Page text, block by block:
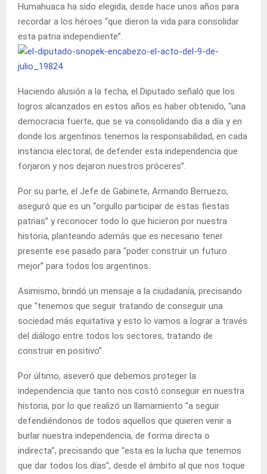
Humahuaca ha sido elegida, desde hace unos años para
recordar a los héroes “que dieron la vida para consolidar
esta patria independiente”.
Haciendo alusión a la fecha, el Diputado señaló que los
logros alcanzados en estos años es haber obtenido, “una
democracia fuerte, que se va consolidando día a día y en
donde los argentinos tenemos la responsabilidad, en cada
instancia electoral, de defender esta independencia que
forjaron y nos dejaron nuestros próceres”.
Por su parte, el Jefe de Gabinete, Armando Berruezo,
aseguró que es un “orgullo participar de estas fiestas
patrias” y reconocer todo lo que hicieron por nuestra
historia, planteando además que es necesario tener
presente ese pasado para “poder construir un futuro
mejor” para todos los argentinos.
Asimismo, brindó un mensaje a la ciudadanía, precisando
que “tenemos que seguir tratando de conseguir una
sociedad más equitativa y esto lo vamos a lograr a través
del diálogo entre todos los sectores, tratando de
construir en positivo”.
Por último, aseveró que debemos proteger la
independencia que tanto nos costó conseguir en nuestra
historia, por lo que realizó un llamamiento “a seguir
defendiéndonos de todos aquellos que quieren venir a
burlar nuestra independencia, de forma directa o
indirecta”, precisando que “esta es la lucha que tenemos
que dar todos los días”, desde el ámbito al que nos toque